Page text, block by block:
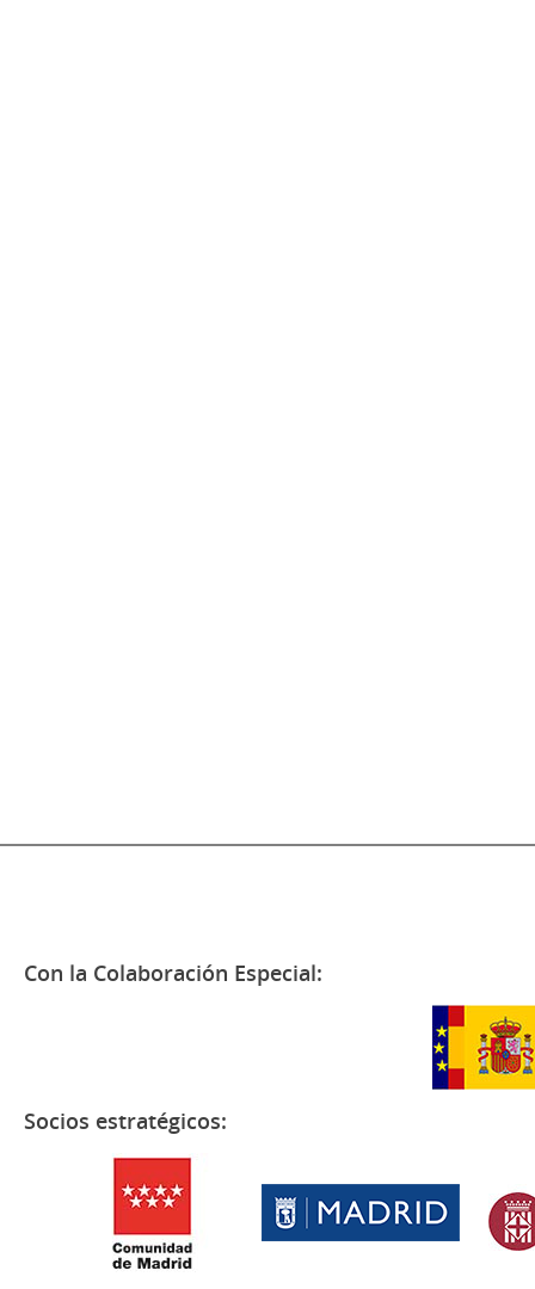
Con la Colaboración Especial:
Socios estratégicos: